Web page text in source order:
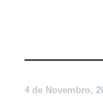
4 de Novembro,